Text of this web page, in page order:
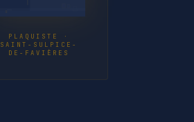
PLAQUISTE ·
SAINT-SULPICE-
DE-FAVIÈRES